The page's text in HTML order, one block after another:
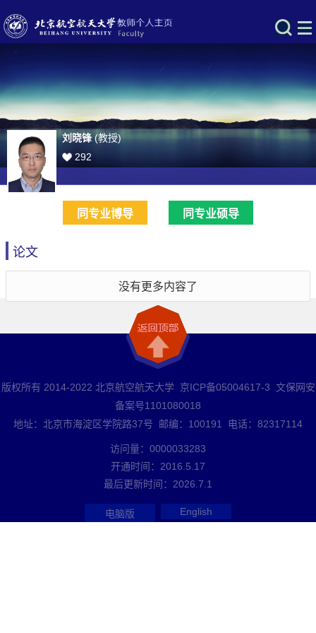
刘晓锋(教授)
292
同专业博导 同专业硕导
论文
没有更多内容了
版权所有 2014-2022 北京航空航天大学 京ICP备05004617-3 文保网安
备案号1101080018
地址：北京市海淀区学院路37号 邮编：100191 电话：82317114
访问量： 0000033283
开通时间： 2016 5 17
最后更新时间： 2026 7 1
电脑版 English